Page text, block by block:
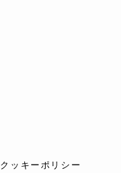
クッキーポリシー